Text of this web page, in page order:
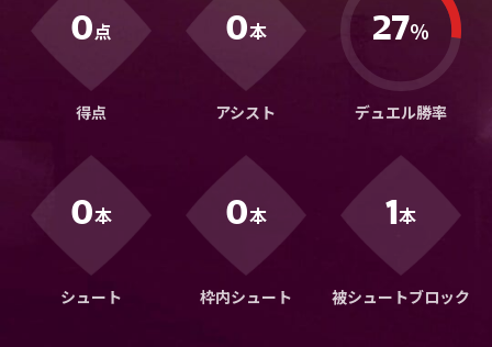
ご利用にあたって
プライバシーポリシー
お問い合わせ
0点
得点
0本
アシスト
27％
デュエル勝率
0本
シュート
0本
枠内シュート
1本
被シュートブロック